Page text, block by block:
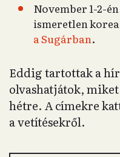
November 1-2-
ismeretlen
a Sugárban.
Eddig tartottak a
olvashatjátok,
hétre. A címekre
a vetítésekről.